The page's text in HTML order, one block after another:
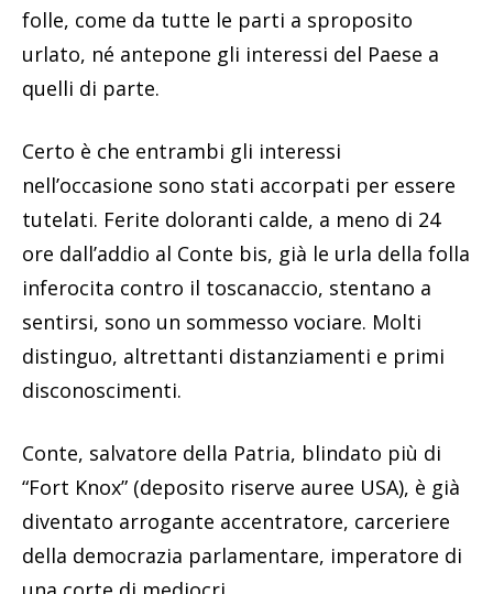
folle, come da tutte le parti a sproposito
urlato, né antepone gli interessi del Paese a
quelli di parte.
Certo è che entrambi gli interessi
nell’occasione sono stati accorpati per essere
tutelati. Ferite doloranti calde, a meno di 24
ore dall’addio al Conte bis, già le urla della folla
inferocita contro il toscanaccio, stentano a
sentirsi, sono un sommesso vociare. Molti
distinguo, altrettanti distanziamenti e primi
disconoscimenti.
Conte, salvatore della Patria, blindato più di
“Fort Knox” (deposito riserve auree USA), è già
diventato arrogante accentratore, carceriere
della democrazia parlamentare, imperatore di